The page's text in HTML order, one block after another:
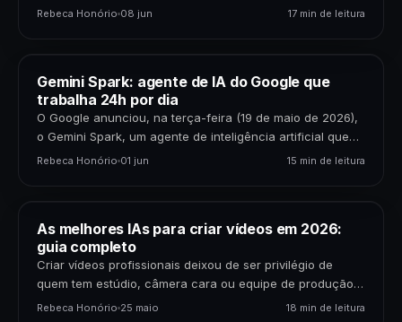
seguindo regras fixas, sem nenhuma capacidade de
Rebeca Honório 08 jun 17 min de leitura
Gemini Spark: agente de IA do Google que
trabalha 24h por dia
O Google anunciou, na terça-feira (19 de maio de 2026),
o Gemini Spark, um agente de inteligência artificial que
roda 24 horas por dia,…
Rebeca Honório 01 jun 15 min de leitura
As melhores IAs para criar vídeos em 2026:
guia completo
Criar vídeos profissionais deixou de ser privilégio de
quem tem estúdio, câmera cara ou equipe de produção.
Com as ferramentas de IA que existem…
Rebeca Honório 25 maio 18 min de leitura